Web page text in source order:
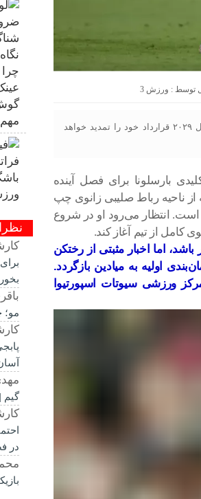
توسط : ورزش 3
مارک برنال، هافبک جوان بارسلونا، که روز دوشنبه ۱۸ ساله می‌شود، تا سال ۲۰۲۹ قرارداد خود را تمدید خواهد
بارسلونا برای فصل آینده
از ناحیه رباط صلیبی زانوی چپ
انتظار می‌رود او در شروع
کامل از تیم آغاز کند.
اما اخبار مثبتی از رختکن
اولیه به میادین بازگردد.
ورزشی سیوتات اسپورتیوا
مو؛
گیم
در فصل